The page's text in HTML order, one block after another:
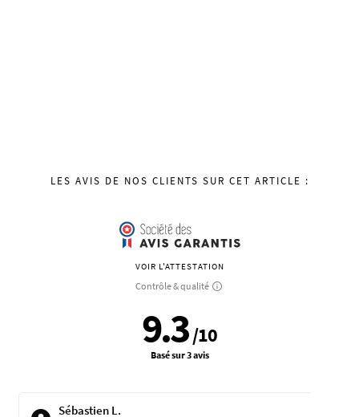
LES AVIS DE NOS CLIENTS SUR CET ARTICLE :
VOIR L'ATTESTATION
Contrôle & qualité
9.3/10
Basé sur 3 avis
Sébastien L.